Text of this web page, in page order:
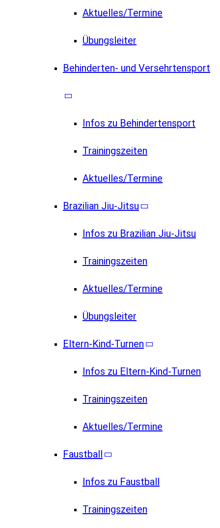
Aktuelles/Termine
Übungsleiter
Behinderten- und Versehrtensport
Infos zu Behindertensport
Trainingszeiten
Aktuelles/Termine
Brazilian Jiu-Jitsu
Infos zu Brazilian Jiu-Jitsu
Trainingszeiten
Aktuelles/Termine
Übungsleiter
Eltern-Kind-Turnen
Infos zu Eltern-Kind-Turnen
Trainingszeiten
Aktuelles/Termine
Faustball
Infos zu Faustball
Trainingszeiten